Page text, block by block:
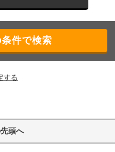
する
頭へ